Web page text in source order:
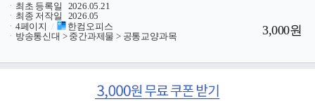
ㆍ 최초 등록일
2026.05.21
ㆍ 최종 저작일
2026.05
ㆍ 4페이지 /
한컴오피스
ㆍ 방송통신대 > 중간과제물 > 공통교양과목 3,000원